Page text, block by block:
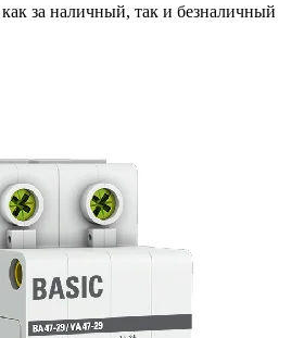
за наличный, так и безналичный